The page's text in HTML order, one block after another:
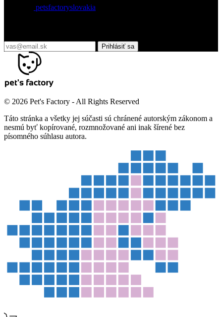
petsfactoryslovakia
Prihlásiť sa
© 2026 Pet's Factory - All Rights Reserved
Táto stránka a všetky jej súčasti sú chránené autorským zákonom a
nesmú byť kopírované, rozmnožované ani inak šírené bez
písomného súhlasu autora.